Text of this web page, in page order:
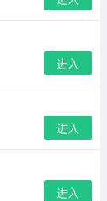
可以编辑文字
修改的话，这
进入
进入
进入